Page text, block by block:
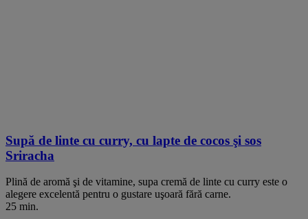
Supă de linte cu curry, cu lapte de cocos şi sos
Sriracha
Plină de aromă şi de vitamine, supa cremă de linte cu curry este o
alegere excelentă pentru o gustare uşoară fără carne.
25 min.